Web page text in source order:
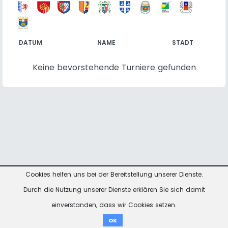
DATUM NAME STADT
Keine bevorstehende Turniere gefunden
Spenden
Cookies helfen uns bei der Bereitstellung unserer Dienste.
Durch die Nutzung unserer Dienste erklären Sie sich damit
einverstanden, dass wir Cookies setzen.
OK